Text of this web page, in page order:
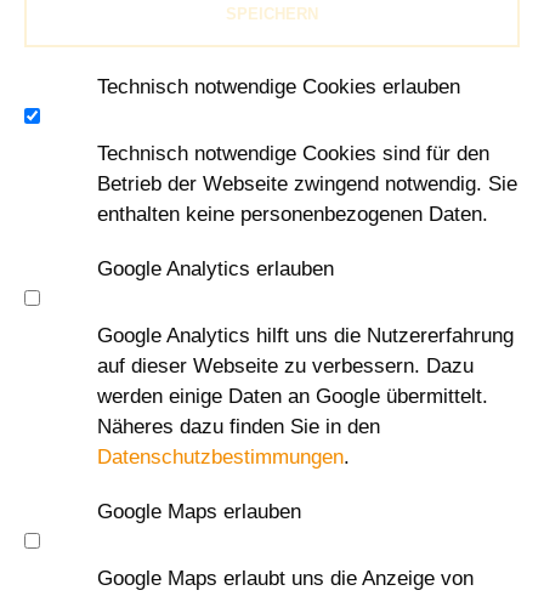
Technisch notwendige Cookies erlauben
Technisch notwendige Cookies sind für den
Betrieb der Webseite zwingend notwendig. Sie
enthalten keine personenbezogenen Daten.
Google Analytics erlauben
Google Analytics hilft uns die Nutzererfahrung
auf dieser Webseite zu verbessern. Dazu
werden einige Daten an Google übermittelt.
Näheres dazu finden Sie in den
Datenschutzbestimmungen.
Google Maps erlauben
Google Maps erlaubt uns die Anzeige von
SPEICHERN